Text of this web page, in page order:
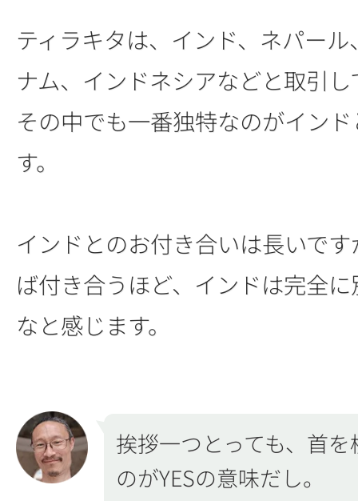
ティラキタは、インド、ネパー
ナム、インドネシアなどと取引
その中でも一番独特なのがイン
す。
インドとのお付き合いは長いで
ば付き合うほど、インドは完全
なと感じます。
挨拶一つとっても、首
のがYESの意味だし。